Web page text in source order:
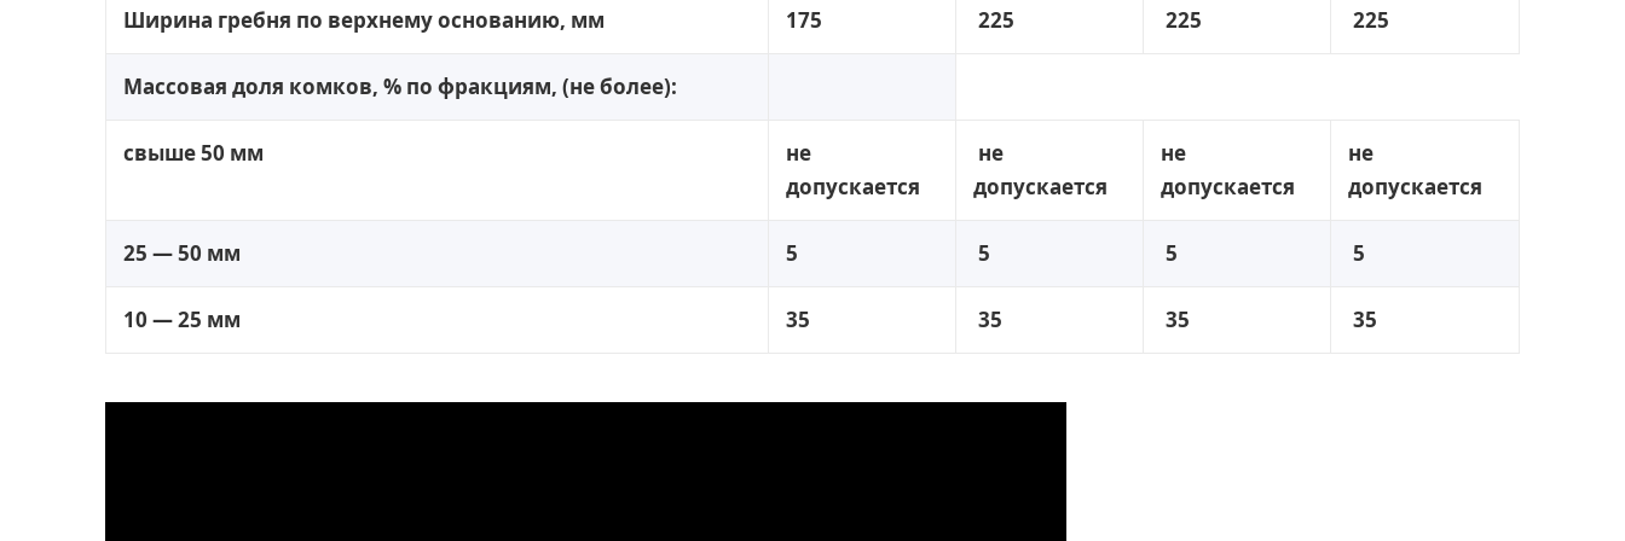
Ширина гребня по верхнему основанию, мм 175 225 225 225
Массовая доля комков, % по фракциям, (не более):
свыше 50 мм
не
допускается
не
допускается
не
допускается
не
допускается
25 — 50 мм 5 5 5 5
10 — 25 мм 35 35 35 35